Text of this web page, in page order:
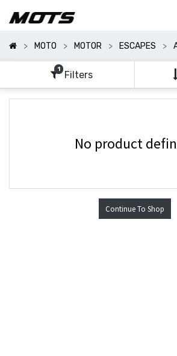
MOTO MOTOR ESCAPES
1 Filters
Categorías
Mostrar
Opciones
No product
Continue To Shop